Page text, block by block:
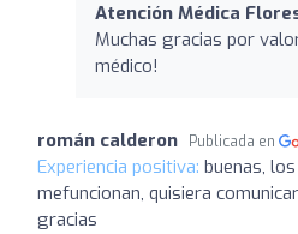
Atención Médica
Muchas gracias por
médico!
román calderon Publicada en
Experiencia positiva: buenas,
mefuncionan, quisiera
gracias